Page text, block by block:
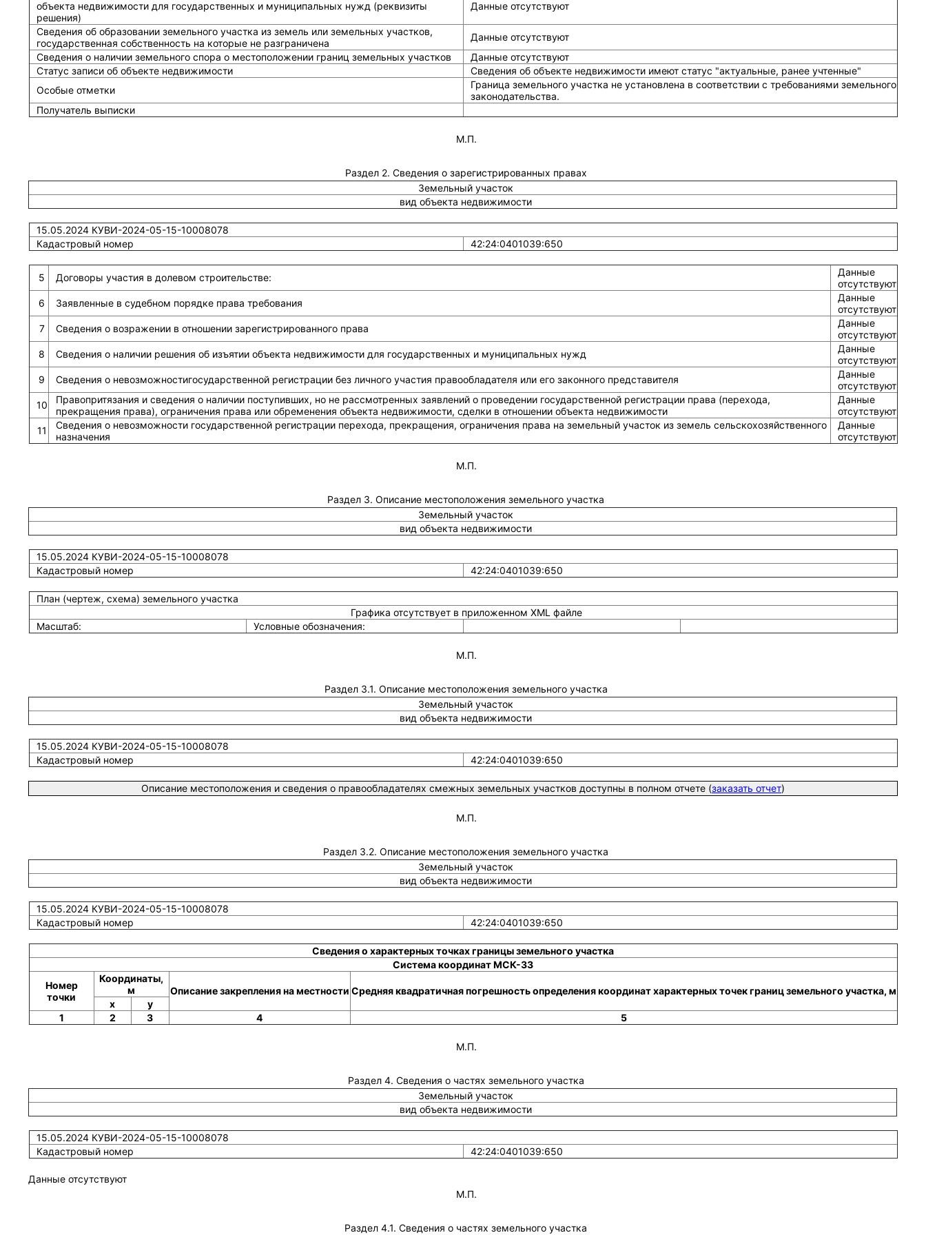
объекта недвижимости для государственных и муниципальных нужд (реквизиты
решения)
Данные отсутствуют
Сведения об образовании земельного участка из земель или земельных участков,
государственная собственность на которые не разграничена
Данные отсутствуют
Сведения о наличии земельного спора о местоположении границ земельных участков
Данные отсутствуют
Статус записи об объекте недвижимости
Сведения об объекте недвижимости имеют статус "актуальные, ранее учтенные"
Особые отметки
Граница земельного участка не установлена в соответствии с требованиями земельного
законодательства.
Получатель выписки
М.П.
Раздел 2. Сведения о зарегистрированных правах
Земельный участок
вид объекта недвижимости
15.05.2024 КУВИ-2024-05-15-10008078
Кадастровый номер
42:24:0401039:650
5 Договоры участия в долевом строительстве:
Данные
отсутствуют
6
Заявленные в судебном порядке права требования
Данные
отсутствуют
7
Сведения о возражении в отношении зарегистрированного права
Данные
отсутствуют
8
Сведения о наличии решения об изъятии объекта недвижимости для государственных и муниципальных нужд
Данные
отсутствуют
9
Сведения о невозможностигосударственной регистрации без личного участия правообладателя или его законного представителя
Данные
отсутствуют
10
Правопритязания и сведения о наличии поступивших, но не рассмотренных заявлений о проведении государственной регистрации права (перехода,
прекращения права), ограничения права или обременения объекта недвижимости, сделки в отношении объекта недвижимости
Данные
отсутствуют
11
Сведения о невозможности государственной регистрации перехода, прекращения, ограничения права на земельный участок из земель сельскохозяйственного
назначения
Данные
отсутствуют
М.П.
Раздел 3. Описание местоположения земельного участка
Земельный участок
вид объекта недвижимости
15.05.2024 КУВИ-2024-05-15-10008078
Кадастровый номер
42:24:0401039:650
План (чертеж, схема) земельного участка
Графика отсутствует в приложенном XML файле
Масштаб:
Условные обозначения:
М.П.
Раздел 3.1. Описание местоположения земельного участка
Земельный участок
вид объекта недвижимости
15.05.2024 КУВИ-2024-05-15-10008078
Кадастровый номер
42:24:0401039:650
Описание местоположения и сведения о правообладателях смежных земельных участков доступны в полном отчете (заказать отчет)
М.П.
Раздел 3.2. Описание местоположения земельного участка
Земельный участок
вид объекта недвижимости
15.05.2024 КУВИ-2024-05-15-10008078
Кадастровый номер
42:24:0401039:650
Сведения о характерных точках границы земельного участка
Система координат МСК-33
Номер
точки
Координаты,
м
Описание закрепления на местности Средняя квадратичная погрешность определения координат характерных точек границ земельного участка, м
x
y
1
2 3 4 5
М.П.
Раздел 4. Сведения о частях земельного участка
Земельный участок
вид объекта недвижимости
15.05.2024 КУВИ-2024-05-15-10008078
Кадастровый номер
42:24:0401039:650
Данные отсутствуют
М.П.
Раздел 4.1. Сведения о частях земельного участка